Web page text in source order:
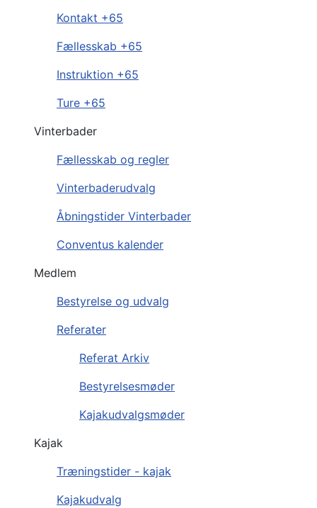
Kontakt +65
Fællesskab +65
Instruktion +65
Ture +65
Vinterbader
Fællesskab og regler
Vinterbaderudvalg
Åbningstider Vinterbader
Conventus kalender
Medlem
Bestyrelse og udvalg
Referater
Referat Arkiv
Bestyrelsesmøder
Kajakudvalgsmøder
Kajak
Træningstider - kajak
Kajakudvalg